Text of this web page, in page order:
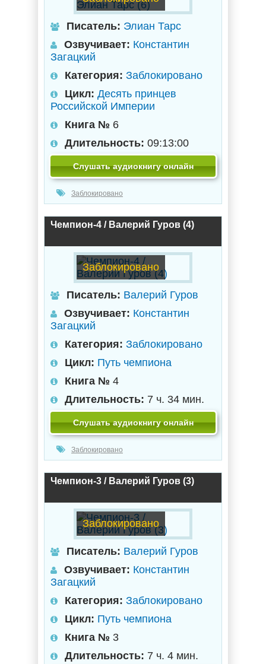
Писатель: Элиан Тарс
Озвучивает: Константин
Загацкий
Категория: Заблокировано
Цикл: Десять принцев
Российской Империи
Книга № 6
Длительность: 09:13:00
Слушать аудиокнигу онлайн
Заблокировано
Чемпион-4 / Валерий Гуров (4)
Заблокировано
Писатель: Валерий Гуров
Озвучивает: Константин
Загацкий
Категория: Заблокировано
Цикл: Путь чемпиона
Книга № 4
Длительность: 7 ч. 34 мин.
Слушать аудиокнигу онлайн
Заблокировано
Чемпион-3 / Валерий Гуров (3)
Заблокировано
Писатель: Валерий Гуров
Озвучивает: Константин
Загацкий
Категория: Заблокировано
Цикл: Путь чемпиона
Книга № 3
Длительность: 7 ч. 4 мин.